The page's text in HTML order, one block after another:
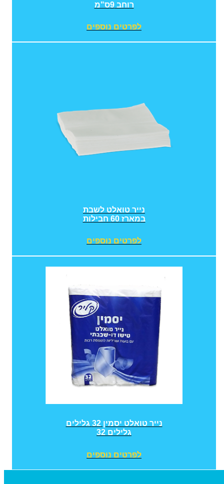
רוחב 9ס"מ
לפרטים נוספים
נייר טואלט לשבת
במארז 60 חבילות
לפרטים נוספים
נייר טואלט יסמין 32 גלילים
32 גלילים
לפרטים נוספים